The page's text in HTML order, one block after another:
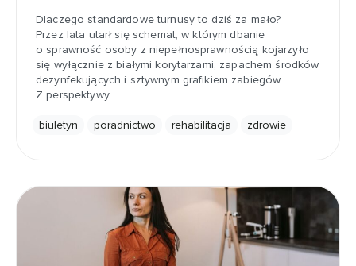
Dlaczego standardowe turnusy to dziś za mało?
Przez lata utarł się schemat, w którym dbanie
o sprawność osoby z niepełnosprawnością kojarzyło
się wyłącznie z białymi korytarzami, zapachem środków
dezynfekujących i sztywnym grafikiem zabiegów.
Z perspektywy…
biuletyn poradnictwo rehabilitacja zdrowie